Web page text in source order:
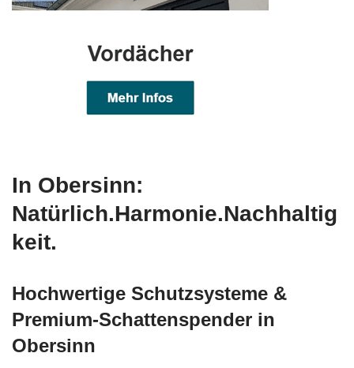
In Obersinn:
Natürlich.Harmonie.Nachhaltig
keit.
Hochwertige Schutzsysteme &
Premium-Schattenspender in
Obersinn